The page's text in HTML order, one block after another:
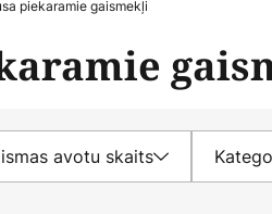
piekaramie gaismekļi
avotu skaits